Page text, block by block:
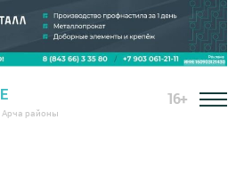
Арча районы
16+